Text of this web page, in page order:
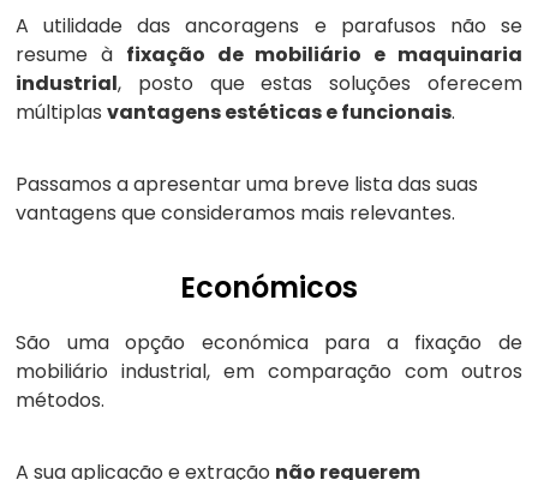
A utilidade das ancoragens e parafusos não se
resume à fixação de mobiliário e maquinaria
industrial, posto que estas soluções oferecem
múltiplasvantagens estéticas e funcionais.
Passamos a apresentar uma breve lista das suas
vantagens que consideramos mais relevantes.
Económicos
São uma opção económica para a fixação de
mobiliário industrial, em comparação com outros
métodos.
A sua aplicação e extração não requerem